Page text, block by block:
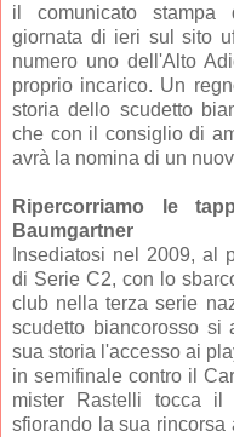
il comunicato stampa
giornata di ieri sul sito
numero uno dell'Alto
proprio incarico. Un
storia dello scudetto
che con il consiglio di
avrà la nomina di un
Ripercorriamo le
Baumgartner
Insediatosi nel 2009, al
di Serie C2, con lo
club nella terza serie
scudetto biancorosso si
sua storia l'accesso ai
in semifinale contro il
mister Rastelli tocca
sfiorando la sua